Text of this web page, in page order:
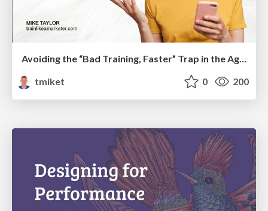
Avoiding the “Bad Training, Faster” Trap in the Age of AI
tmiket
0 200